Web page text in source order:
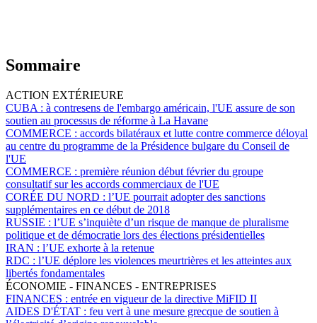
Sommaire
ACTION EXTÉRIEURE
CUBA : à contresens de l'embargo américain, l'UE assure de son
soutien au processus de réforme à La Havane
COMMERCE : accords bilatéraux et lutte contre commerce déloyal
au centre du programme de la Présidence bulgare du Conseil de
l'UE
COMMERCE : première réunion début février du groupe
consultatif sur les accords commerciaux de l'UE
CORÉE DU NORD : l’UE pourrait adopter des sanctions
supplémentaires en ce début de 2018
RUSSIE : l’UE s’inquiète d’un risque de manque de pluralisme
politique et de démocratie lors des élections présidentielles
IRAN : l’UE exhorte à la retenue
RDC : l’UE déplore les violences meurtrières et les atteintes aux
libertés fondamentales
ÉCONOMIE - FINANCES - ENTREPRISES
FINANCES : entrée en vigueur de la directive MiFID II
AIDES D'ÉTAT : feu vert à une mesure grecque de soutien à